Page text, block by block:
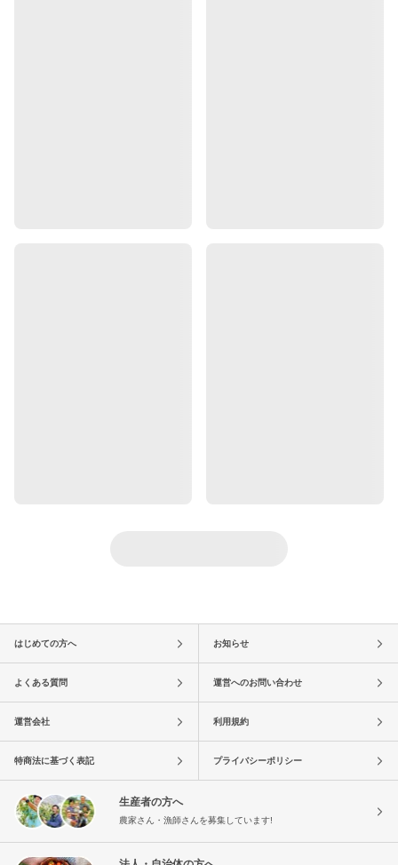
はじめての方へ お知らせ
よくある質問 運営へのお問い合わせ
運営会社 利用規約
特商法に基づく表記 プライバシーポリシー
生産者の方へ
農家さん・漁師さんを募集しています!